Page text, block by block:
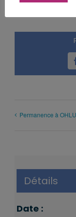
Permanence à
Détails
Date :